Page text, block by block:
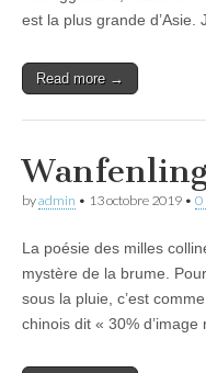
est la plus grande d’Asie.
Read more →
byadmin • 13 octobre 2019 • 0
La poésie des milles
mystère de la brume.
sous la pluie, c’est
chinois dit « 30% d’image